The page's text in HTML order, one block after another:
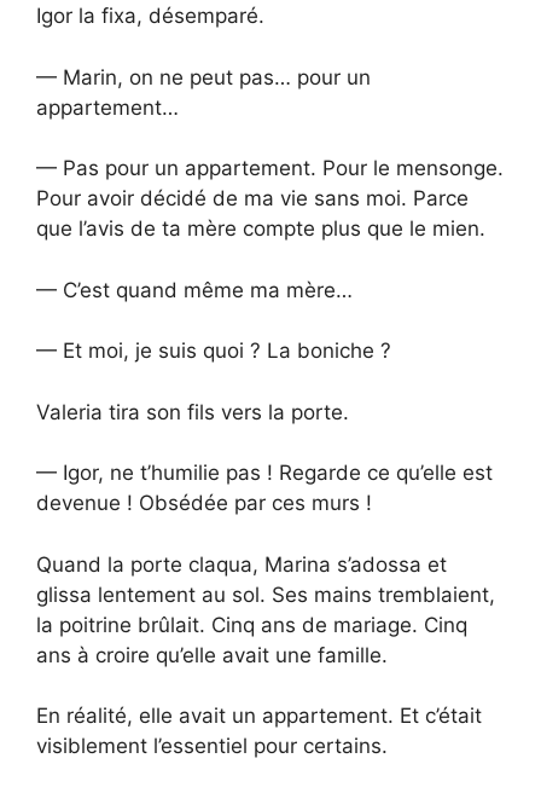
Igor la fixa, désemparé.
— Marin, on ne peut pas… pour un
appartement…
— Pas pour un appartement. Pour le mensonge.
Pour avoir décidé de ma vie sans moi. Parce
que l’avis de ta mère compte plus que le mien.
— C’est quand même ma mère…
— Et moi, je suis quoi ? La boniche ?
Valeria tira son fils vers la porte.
— Igor, ne t’humilie pas ! Regarde ce qu’elle est
devenue ! Obsédée par ces murs !
Quand la porte claqua, Marina s’adossa et
glissa lentement au sol. Ses mains tremblaient,
la poitrine brûlait. Cinq ans de mariage. Cinq
ans à croire qu’elle avait une famille.
En réalité, elle avait un appartement. Et c’était
visiblement l’essentiel pour certains.